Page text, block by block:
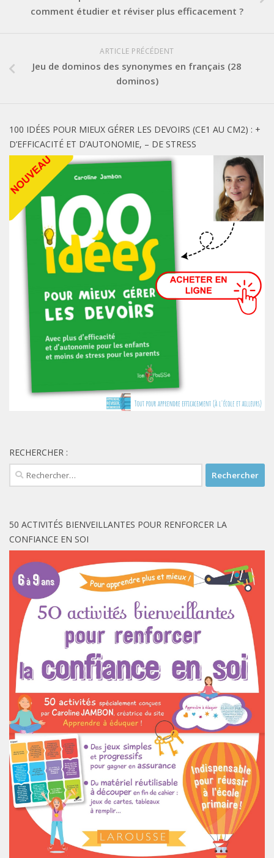
comment étudier et réviser plus efficacement ?
ARTICLE PRÉCÉDENT
Jeu de dominos des synonymes en français (28
dominos)
100 IDÉES POUR MIEUX GÉRER LES DEVOIRS (CE1 AU CM2) : +
D’EFFICACITÉ ET D’AUTONOMIE, – DE STRESS
RECHERCHER :
Rechercher :
50 ACTIVITÉS BIENVEILLANTES POUR RENFORCER LA
CONFIANCE EN SOI